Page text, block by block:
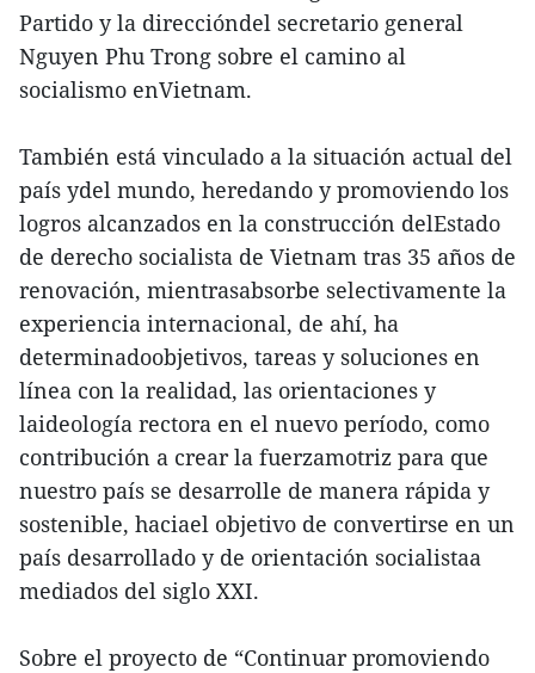
Partido y la direccióndel secretario general
Nguyen Phu Trong sobre el camino al
socialismo enVietnam.
También está vinculado a la situación actual del
país ydel mundo, heredando y promoviendo los
logros alcanzados en la construcción delEstado
de derecho socialista de Vietnam tras 35 años de
renovación, mientrasabsorbe selectivamente la
experiencia internacional, de ahí, ha
determinadoobjetivos, tareas y soluciones en
línea con la realidad, las orientaciones y
laideología rectora en el nuevo período, como
contribución a crear la fuerzamotriz para que
nuestro país se desarrolle de manera rápida y
sostenible, haciael objetivo de convertirse en un
país desarrollado y de orientación socialistaa
mediados del siglo XXI.
Sobre el proyecto de “Continuar promoviendo